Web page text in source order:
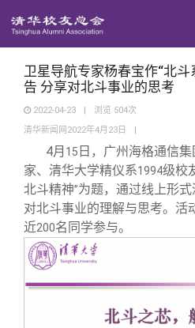
地区联络
年级联络
院系校友工作
专业委员会
西南联大校友
回馈母校
捐赠项目
捐赠新闻
捐赠纪事
义工计划
媒体平台
《清华校友通
《水木清华》
新媒体平台
百年清华
清华人物
青春风采
校友服务
信息化服务
总会简介
关闭
卫星导航专家杨春宝作“北
告 分享对北斗事业的思考
2022-04-23 | 浏览 504次
清华新闻网2022年4月23日
|
4月 15 日，广州海格通信
家、清华大学精仪系1994级校
北斗精神”为题，通过线上形
对北斗事业的理解与思考。活
近200名同学参与。